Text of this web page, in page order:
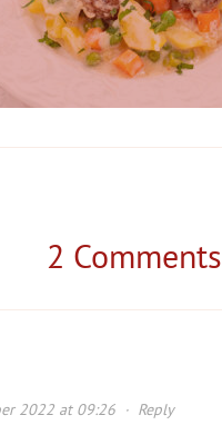
2 Comments
2022 at 09:26· Reply